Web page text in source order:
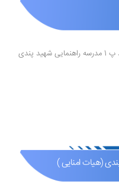
(هیات امنایی )